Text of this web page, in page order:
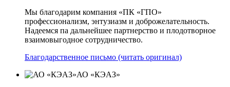
Мы благодарим компания «ПК «ГПО»
профессионализм, энтузиазм и доброжелательность.
Надеемся па дальнейшее партнерство и плодотворное
взаимовыгодное сотрудничество.
Благодарственное письмо (читать оригинал)
АО «КЭАЗ»